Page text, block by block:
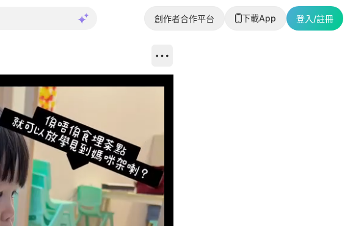
創作者合作平台 下載App 登入/註冊